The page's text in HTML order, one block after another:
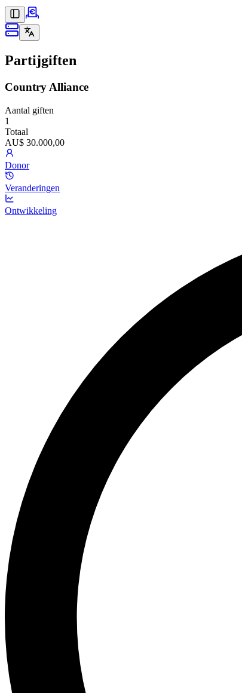
Partijgiften
Country Alliance
Aantal giften
1
Totaal
AU$ 30.000,00
Donor
Veranderingen
Ontwikkeling